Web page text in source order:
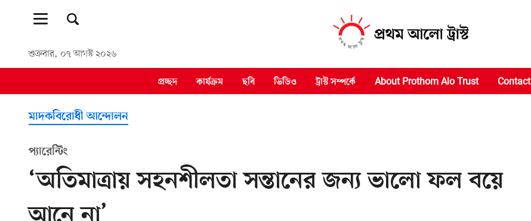
শুক্রবার, ০৭ আগস্ট ২০২৬
প্রচ্ছদ কার্যক্রম ছবি ভিডিও ট্রাস্ট সম্পর্কে About Prothom Alo Trust Contact
মাদকবিরোধী আন্দোলন
প্যারেন্টিং
‘অতিমাত্রায় সহনশীলতা সন্তানের জন্য ভালো ফল বয়ে